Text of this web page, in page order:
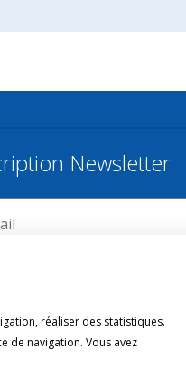
Newsletter
réaliser des statistiques.
de navigation. Vous avez